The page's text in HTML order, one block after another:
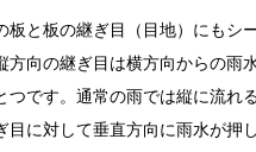
板と板の継ぎ目（目地）にもシ
方向の継ぎ目は横方向からの雨
つです。通常の雨では縦に流れ
目に対して垂直方向に雨水が押